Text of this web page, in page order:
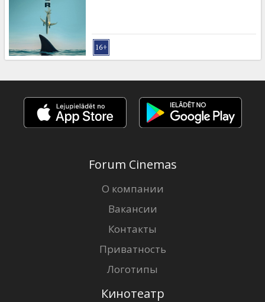
Forum Cinemas
О компании
Вакансии
Контакты
Приватность
Логотипы
Кинотеатр